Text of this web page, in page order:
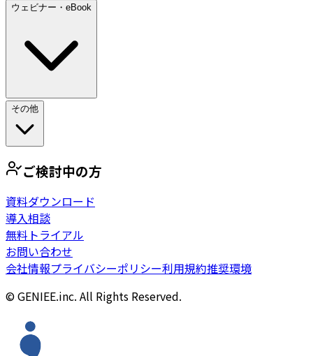
ウェビナー・eBook
その他
ご検討中の方
資料ダウンロード
導入相談
無料トライアル
お問い合わせ
会社情報プライバシーポリシー利用規約推奨環境
© GENIEE.inc. All Rights Reserved.